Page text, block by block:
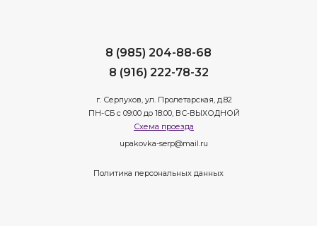
8 (985) 204-88-68
8 (916) 222-78-32
г. Серпухов, ул. Пролетарская, д.82
ПН-СБ с 09:00 до 18:00, ВС-ВЫХОДНОЙ
Схема проезда
upakovka-serp@mail.ru
Политика персональных данных